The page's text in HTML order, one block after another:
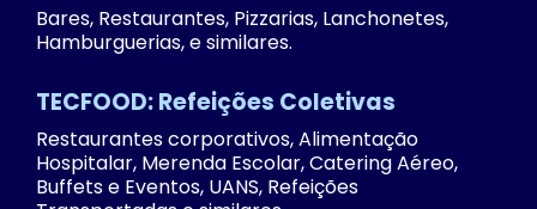
Bares, Restaurantes, Pizzarias, Lanchonetes,
Hamburguerias, e similares.
TECFOOD: Refeições Coletivas
Restaurantes corporativos, Alimentação
Hospitalar, Merenda Escolar, Catering Aéreo,
Buffets e Eventos, UANS, Refeições